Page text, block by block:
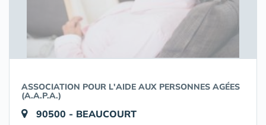
ASSOCIATION POUR L'AIDE AUX PERSONNES AGÉES
(A.A.P.A.)
90500 - BEAUCOURT